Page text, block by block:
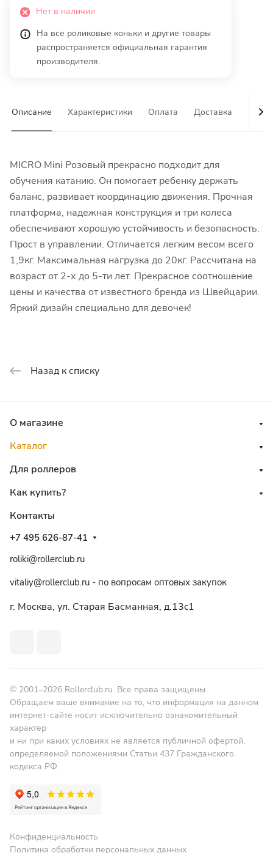
Нет в наличии
На все роликовые коньки и другие товары
распространяется официальная гарантия
производителя.
Описание Характеристики Оплата Доставка
MICRO Mini Розовый прекрасно подходит для
обучения катанию. Он помогает ребенку держать
баланс, развивает координацию движения. Прочная
платформа, надежная конструкция и три колеса
обеспечивают хорошую устойчивость и безопасность.
Прост в управлении. Отличается легким весом всего
1,9кг. Максимальная нагрузка до 20кг. Рассчитана на
возраст от 2-х до 5-ти лет. Прекрасное соотношение
цены и качества от известного бренда из Швейцарии.
Яркий дизайн специально для девочек!
Назад к списку
О магазине
Каталог
Для роллеров
Как купить?
Контакты
+7 495 626-87-41
roliki@rollerclub.ru
vitaliy@rollerclub.ru - по вопросам оптовых закупок
г. Москва, ул. Старая Басманная, д.13c1
© 2001–2026 Rollerclub.ru. Все права защищены.
Обращаем ваше внимание на то, что информация на данном
интернет-сайте носит исключительно ознакомительный
характер
и ни при каких условиях не является публичной офертой,
определяемой положениями Статьи 437 Гражданского
кодекса РФ.
Конфиденциальность
Политика обработки персональных данных